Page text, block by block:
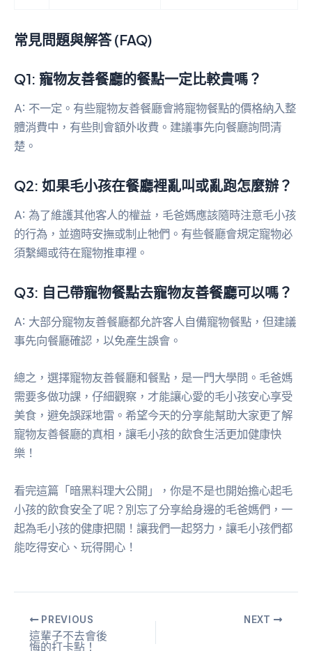
常見問題與解答 (FAQ)
Q1: 寵物友善餐廳的餐點一定比較貴嗎？
A: 不一定。有些寵物友善餐廳會將寵物餐點的價格納入整
體消費中，有些則會額外收費。建議事先向餐廳詢問清
楚。
Q2: 如果毛小孩在餐廳裡亂叫或亂跑怎麼辦？
A: 為了維護其他客人的權益，毛爸媽應該隨時注意毛小孩
的行為，並適時安撫或制止牠們。有些餐廳會規定寵物必
須繫繩或待在寵物推車裡。
Q3: 自己帶寵物餐點去寵物友善餐廳可以嗎？
A: 大部分寵物友善餐廳都允許客人自備寵物餐點，但建議
事先向餐廳確認，以免產生誤會。
總之，選擇寵物友善餐廳和餐點，是一門大學問。毛爸媽
需要多做功課，仔細觀察，才能讓心愛的毛小孩安心享受
美食，避免誤踩地雷。希望今天的分享能幫助大家更了解
寵物友善餐廳的真相，讓毛小孩的飲食生活更加健康快
樂！
看完這篇「暗黑料理大公開」，你是不是也開始擔心起毛
小孩的飲食安全了呢？別忘了分享給身邊的毛爸媽們，一
起為毛小孩的健康把關！讓我們一起努力，讓毛小孩們都
能吃得安心、玩得開心！
PREVIOUS
這輩子不去會後
悔的打卡點！
NEXT